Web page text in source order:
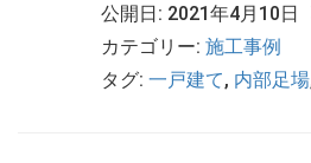
公開日: 2021年4月10日
カテゴリー: 施工事例
タグ: 一戸建て, 内部足場